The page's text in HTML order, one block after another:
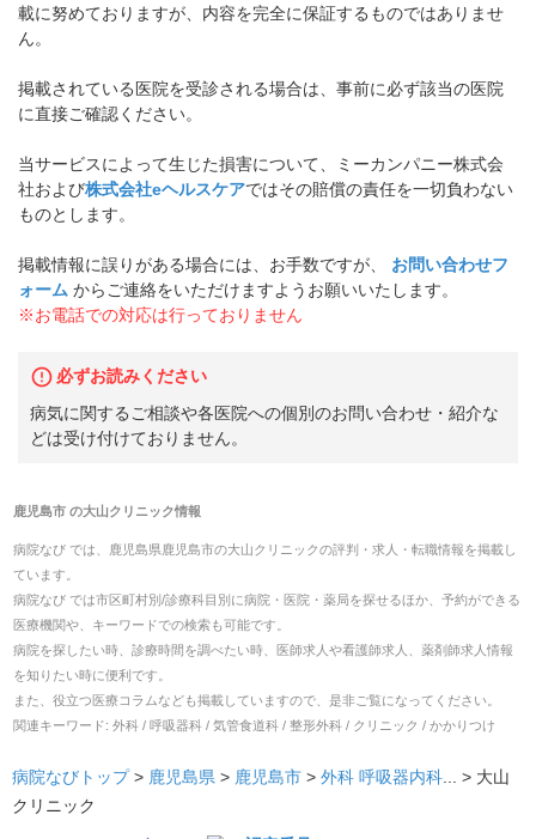
載に努めておりますが、内容を完全に保証するものではありませ
ん。
掲載されている医院を受診される場合は、事前に必ず該当の医院
に直接ご確認ください。
当サービスによって生じた損害について、ミーカンパニー株式会
社および株式会社eヘルスケアではその賠償の責任を一切負わない
ものとします。
掲載情報に誤りがある場合には、お手数ですが、
お問い合わせフ
ォーム からご連絡をいただけますようお願いいたします。
※お電話での対応は行っておりません
必ずお読みください
病気に関するご相談や各医院への個別のお問い合わせ・紹介な
どは受け付けておりません。
鹿児島市の大山クリニック情報
病院なび では、 鹿児島県鹿児島市の大山クリニックの評判・求人・転職情報を掲載し
ています。
病院なび では市区町村別/診療科目別に病院・医院・薬局を探せるほか、予約ができる
医療機関や、キーワードでの検索も可能です。
病院を探したい時、診療時間を調べたい時、医師求人や看護師求人、薬剤師求人情報
を知りたい時に便利です。
また、役立つ医療コラムなども掲載していますので、是非ご覧になってください。
関連キーワード: 外科 / 呼吸器科 / 気管食道科 / 整形外科 / クリニック / かかりつけ
病院なびトップ > 鹿児島県 > 鹿児島市 > 外科 呼吸器内科 ... > 大山
クリニック